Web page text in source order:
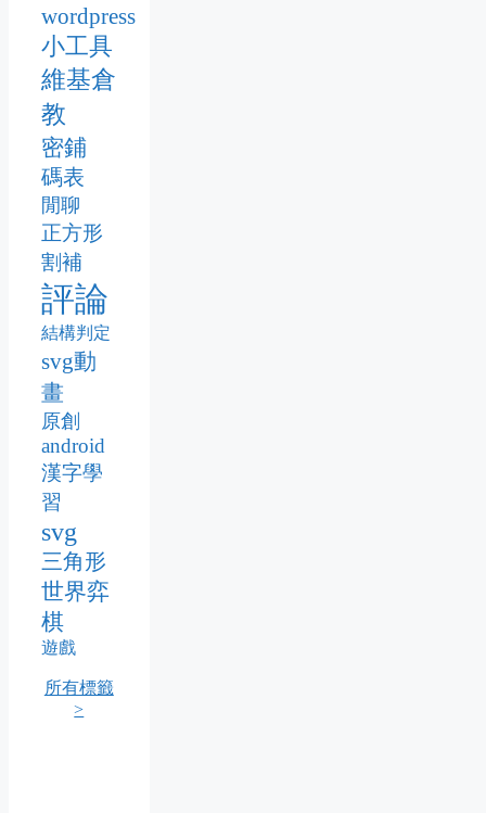
wordpress
小工具
維基倉
教
密鋪
碼表
閒聊
正方形
割補
評論
結構判定
svg動
畫
原創
android
漢字學
習
svg
三角形
世界弈
棋
遊戲
所有標籤
>